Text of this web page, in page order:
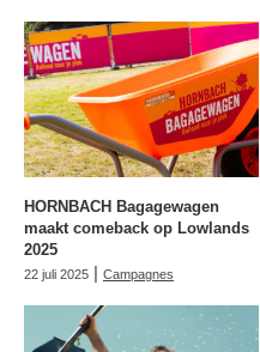
HORNBACH Bagagewagen
maakt comeback op Lowlands
2025
22 juli 2025 | Campagnes